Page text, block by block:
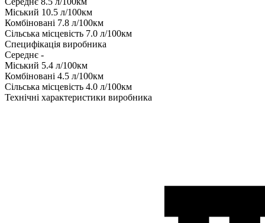
Міський 10.5 л/100км
Комбіновані 7.8 л/100км
Сільська місцевість 7.0 л/100км
Специфікація виробника
Середнє -
Міський 5.4 л/100км
Комбіновані 4.5 л/100км
Сільська місцевість 4.0 л/100км
Технічні характеристики виробника